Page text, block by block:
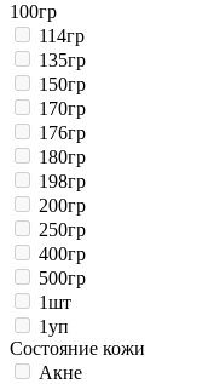
100гр
114гр
135гр
150гр
170гр
176гр
180гр
198гр
200гр
250гр
400гр
500гр
1шт
1уп
Состояние кожи
Акне